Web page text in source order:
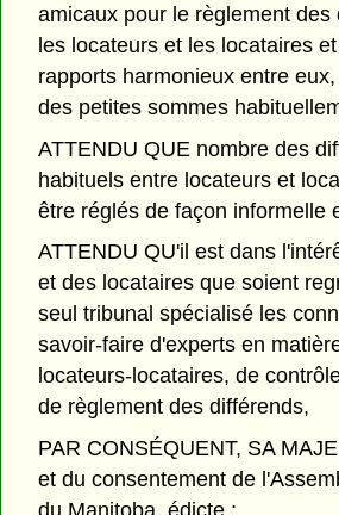
amicaux pour le règlement des
les locateurs et les locataires
rapports harmonieux entre
des petites sommes
ATTENDU QUE nombre des
habituels entre locateurs et
être réglés de façon informelle
ATTENDU QU'il est dans
et des locataires que soient
seul tribunal spécialisé les
savoir-faire d'experts en
locateurs-locataires, de
de règlement des différends,
PAR CONSÉQUENT, SA
et du consentement de